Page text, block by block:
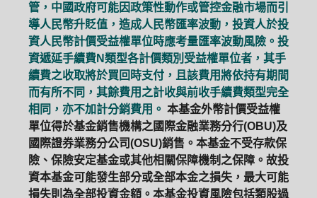
管，中國政府可能因政策性動作或管控金融市場而引
導人民幣升貶值，造成人民幣匯率波動，投資人於投
資人民幣計價受益權單位時應考量匯率波動風險。投
資遞延手續費N類型各計價類別受益權單位者，其手
續費之收取將於買回時支付，且該費用將依持有期間
而有所不同，其餘費用之計收與前收手續費類型完全
相同，亦不加計分銷費用。 本基金外幣計價受益權
單位得於基金銷售機構之國際金融業務分行(OBU)及
國際證券業務分公司(OSU)銷售。本基金不受存款保
險、保險安定基金或其他相關保障機制之保障。故投
資本基金可能發生部分或全部本金之損失，最大可能
損失則為全部投資金額。本基金投資風險包括類股過